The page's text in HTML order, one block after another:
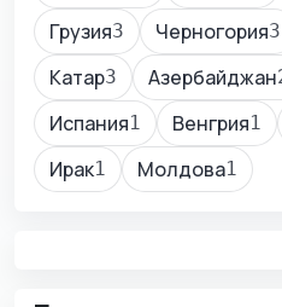
Грузия3 Черногория3
Катар3 Азербайджан
Испания1 Венгрия1
Ирак1 Молдова1